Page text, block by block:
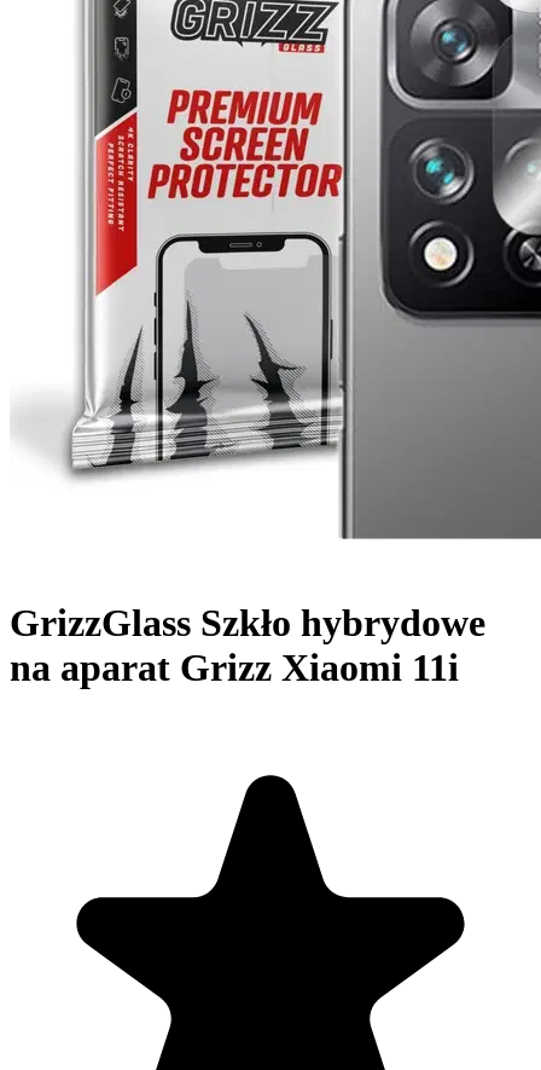
GrizzGlass Szkło hybrydowe
na aparat Grizz Xiaomi 11i